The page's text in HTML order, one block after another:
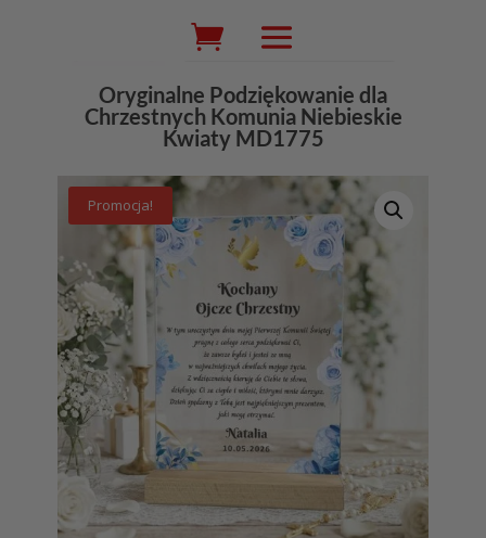
Wyszukiwarka
produktów
Oryginalne Podziękowanie dla
Chrzestnych Komunia Niebieskie
Kwiaty MD1775
Promocja!